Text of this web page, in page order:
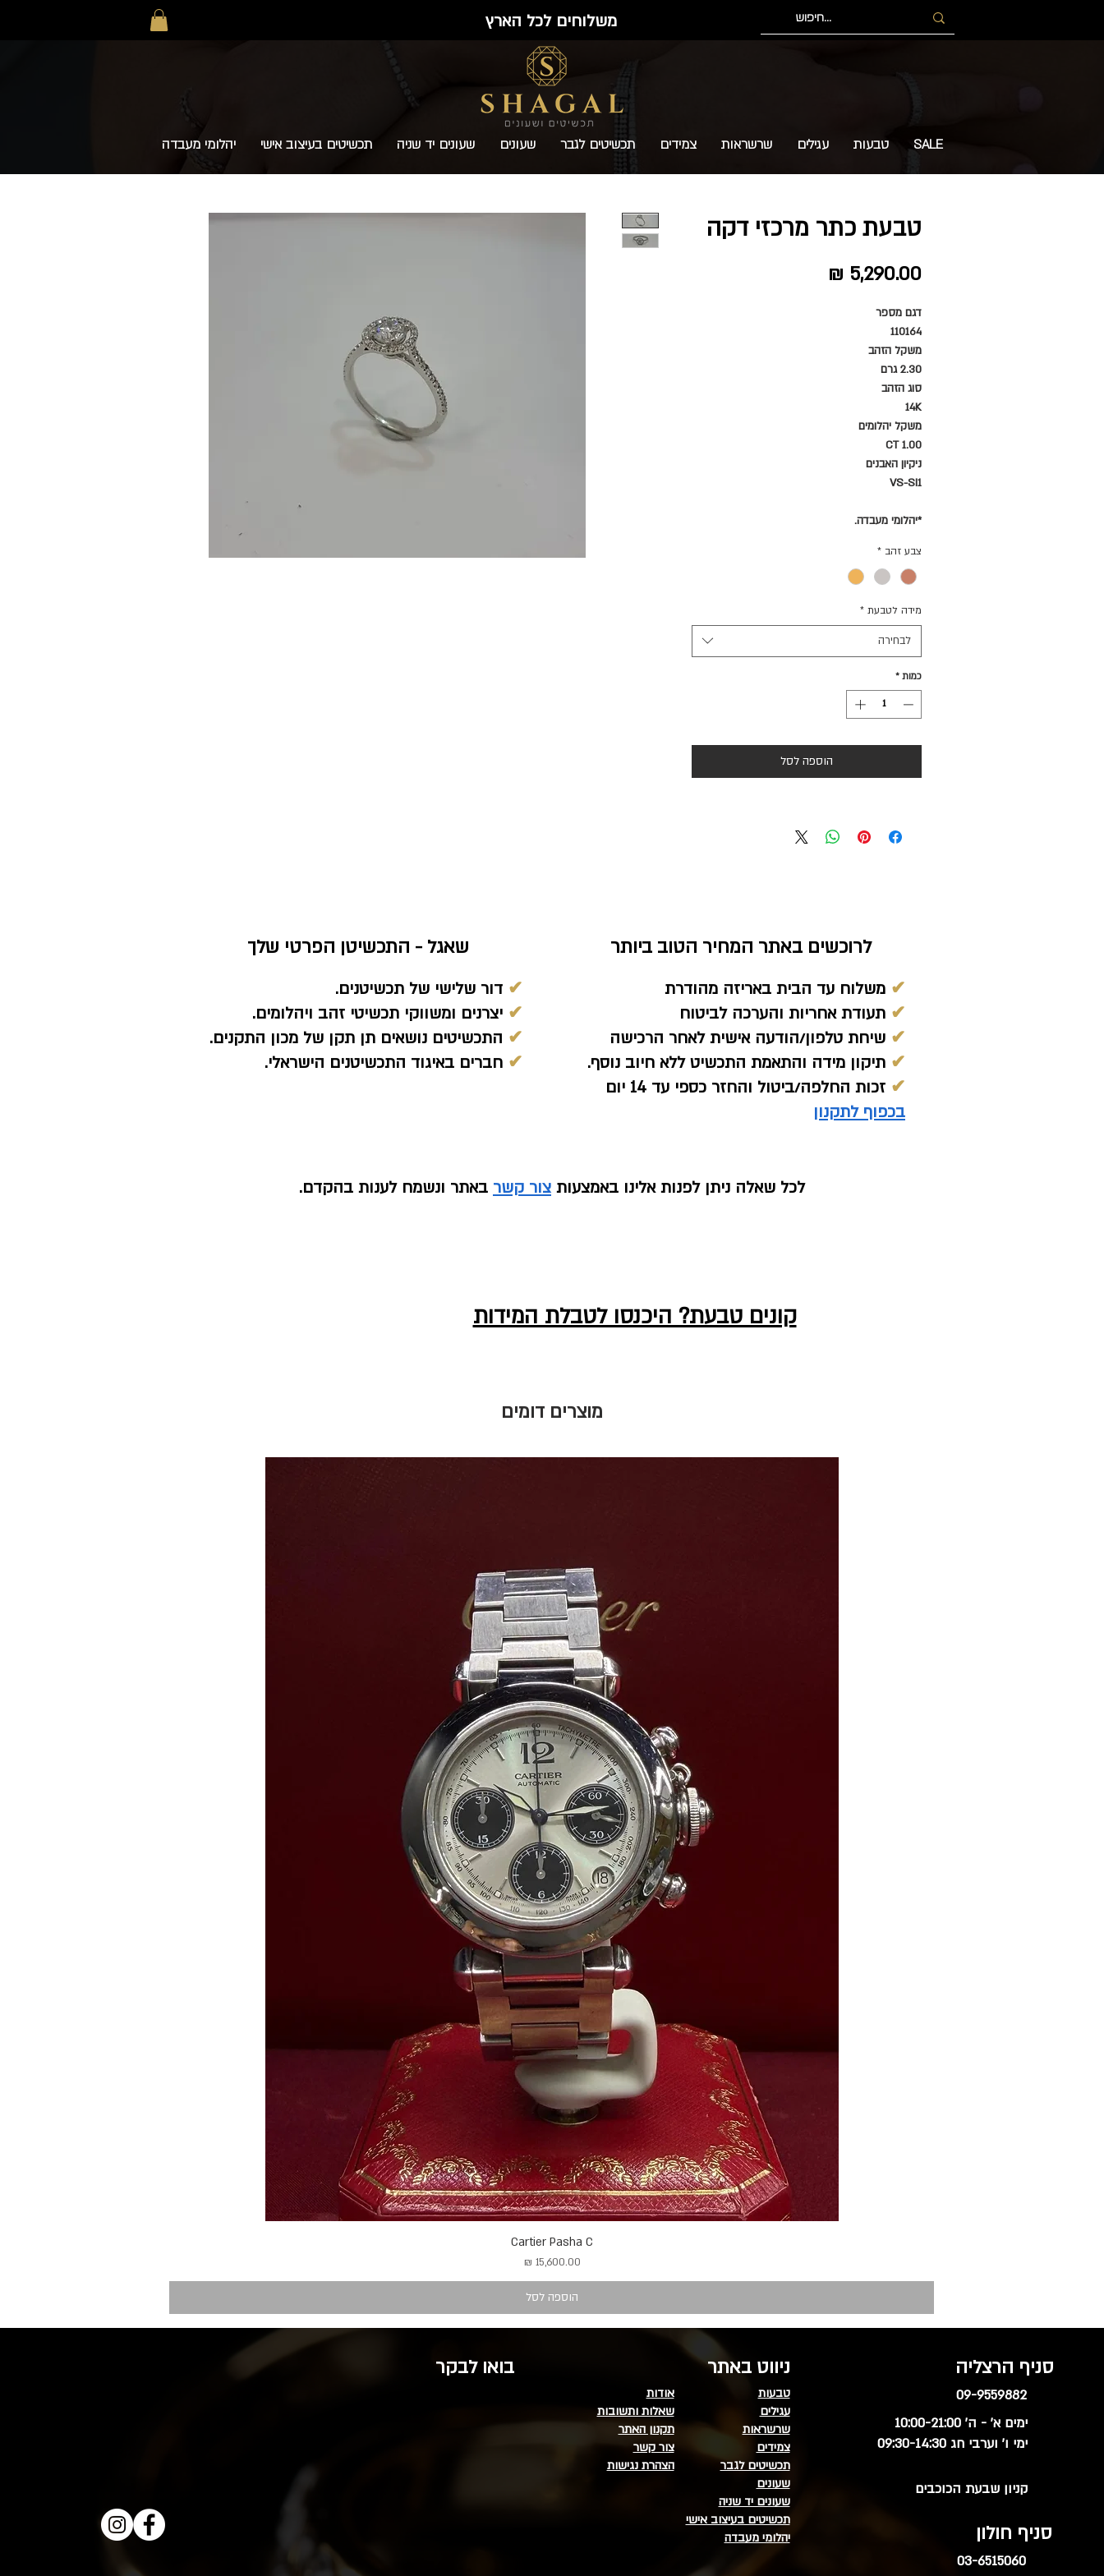
משלוחים לכל הארץ
SALE טבעות עגילים שרשראות צמידים תכשיטים לגבר שעונים שעונים יד שניה תכשיטים בעיצוב אישי יהלומי מעבדה
טבעת כתר מרכזי דקה
דגם מספר
110164
משקל הזהב
2.30 גרם
סוג הזהב
14K
משקל יהלומים
1.00 CT
ניקיון האבנים
VS-SI1
*יהלומי מעבדה.
צבע זהב *
מידה לטבעת *
לבחירה
כמות *
הוספה לסל
שאגל - התכשיטן הפרטי שלך
✔ דור שלישי של תכשיטנים.
✔ יצרנים ומשווקי תכשיטי זהב ויהלומים.
✔ התכשיטים נושאים תן תקן של מכון התקנים.
✔ חברים באיגוד התכשיטנים הישראלי.
לרוכשים באתר המחיר הטוב ביותר
✔ משלוח עד הבית באריזה מהודרת
✔ תעודת אחריות והערכה לביטוח
✔ שיחת טלפון/הודעה אישית לאחר הרכישה
✔ תיקון מידה והתאמת התכשיט ללא חיוב נוסף.
✔ זכות החלפה/ביטול והחזר כספי עד 14 יום
בכפוף לתקנון
לכל שאלה ניתן לפנות אלינו באמצעות צור קשר באתר ונשמח לענות בהקדם.
קונים טבעת? היכנסו לטבלת המידות
מוצרים דומים
Cartier Pasha C
מחיר
הוספה לסל
בואו לבקר ניווט באתר
אודות
שאלות ותשובות
תקנון האתר
צור קשר
הצהרת נגישות
טבעות
עגילים
שרשראות
צמידים
תכשיטים לגבר
שעונים
שעונים יד שניה
תכשיטים בעיצוב אישי
יהלומי מעבדה
סניף הרצליה
09-9559882
ימים א' - ה' 10:00-21:00
ימי ו' וערבי חג 09:30-14:30
קניון שבעת הכוכבים
סניף חולון
03-6515060